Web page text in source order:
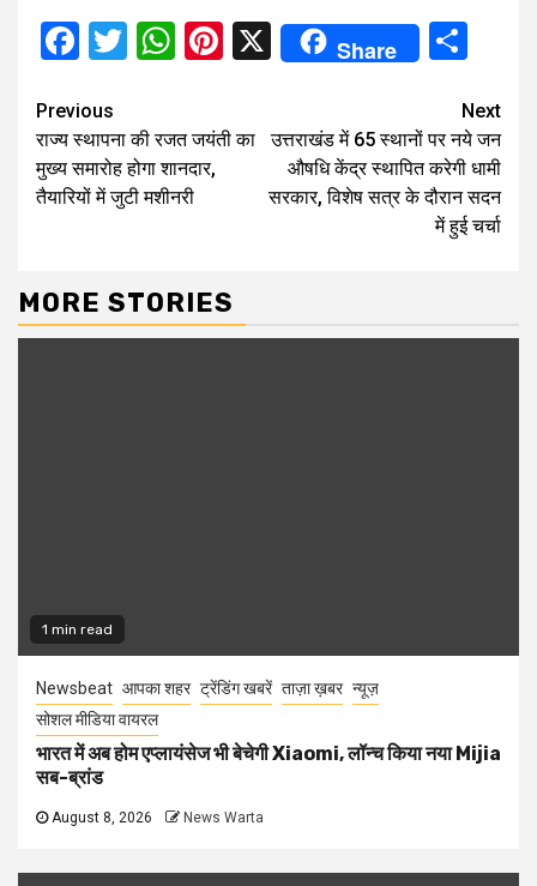
Facebook
Twitter
WhatsApp
Pinterest
X Share
Continue
Reading
Previous
राज्य स्थापना की रजत जयंती का
मुख्य समारोह होगा शानदार,
तैयारियों में जुटी मशीनरी
Next
उत्तराखंड में 65 स्थानों पर नये जन
औषधि केंद्र स्थापित करेगी धामी
सरकार, विशेष सत्र के दौरान सदन
में हुई चर्चा
MORE STORIES
1 min read
Newsbeat आपका शहर ट्रेंडिंग खबरें ताज़ा ख़बर न्यूज़
सोशल मीडिया वायरल
भारत में अब होम एप्लायंसेज भी बेचेगी Xiaomi, लॉन्च किया नया Mijia
सब-ब्रांड
August 8, 2026 News Warta